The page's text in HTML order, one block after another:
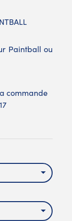
Paintball ou
commande